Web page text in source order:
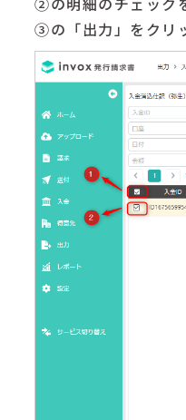
③の「出力」をクリ